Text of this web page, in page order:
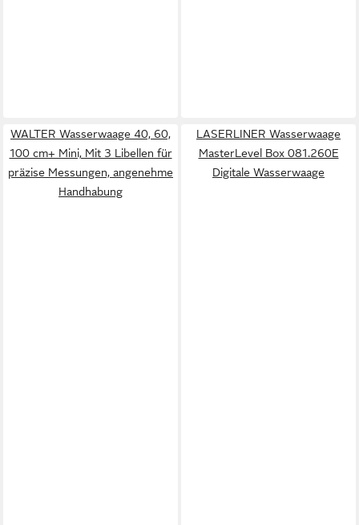
WALTER Wasserwaage 40, 60,
100 cm+ Mini, Mit 3 Libellen für
präzise Messungen, angenehme
Handhabung
LASERLINER Wasserwaage
MasterLevel Box 081.260E
Digitale Wasserwaage